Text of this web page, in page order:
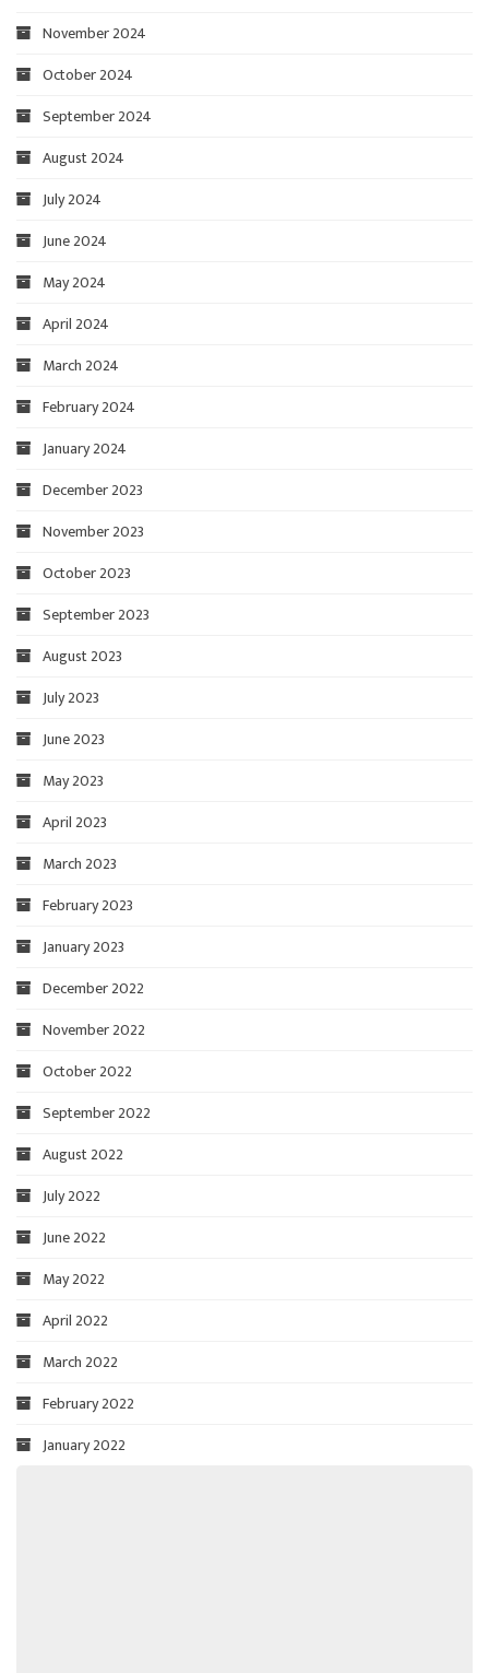
November 2024
October 2024
September 2024
August 2024
July 2024
June 2024
May 2024
April 2024
March 2024
February 2024
January 2024
December 2023
November 2023
October 2023
September 2023
August 2023
July 2023
June 2023
May 2023
April 2023
March 2023
February 2023
January 2023
December 2022
November 2022
October 2022
September 2022
August 2022
July 2022
June 2022
May 2022
April 2022
March 2022
February 2022
January 2022